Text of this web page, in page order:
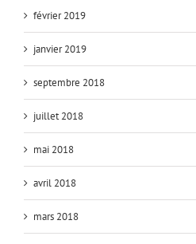
février 2019
janvier 2019
septembre 2018
juillet 2018
mai 2018
avril 2018
mars 2018